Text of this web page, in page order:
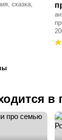
сказка,
в